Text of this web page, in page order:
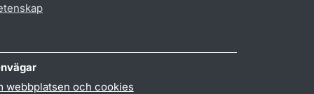
webbplatsen och cookies